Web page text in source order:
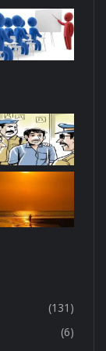
(131)
(6)